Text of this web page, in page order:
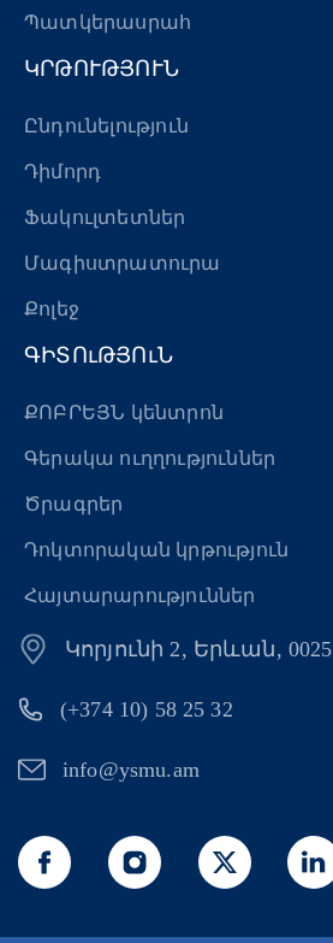
Պատկերասրահ
ԿՐԹՈՒԹՅՈՒՆ
Ընդունելություն
Դիմորդ
Ֆակուլտետներ
Մագիստրատուրա
Քոլեջ
ԳԻՏՈւԹՅՈւՆ
ՔՈԲՐԵՅՆ կենտրոն
Գերակա ուղղություններ
Ծրագրեր
Դոկտորական կրթություն
Հայտարարություններ
Կորյունի 2, Երևան, 0025
(+374 10) 58 25 32
info@ysmu.am